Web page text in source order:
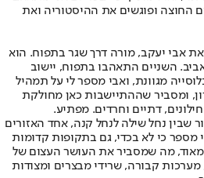
החוצה ופוגשים את ההיסטוריה ואת
אבי יעקב, מורה דרך שגר בתפוח. הוא
השניים התאהבו בתפוח, יישוב
שבו אוכלוסייה מגוונת, ואבי מספר לי על תמהיל
ומסביר שההתיישבות כאן מחולקת
דתיים וחרדים. מפתיע.
שבין נחל שילה לנחל קנה, אחד האזורים
מספר כי לא בכדי, גם בתקופות קדומות
מאוד, מה שמסביר את העושר העצום של
מערכות קבורה, שרידי מבצרים ומצודות